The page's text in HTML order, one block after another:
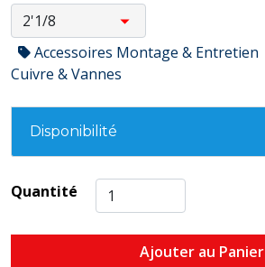
Accessoires Montage & Entretien
Cuivre & Vannes
Disponibilité
Quantité
Ajouter au Panier